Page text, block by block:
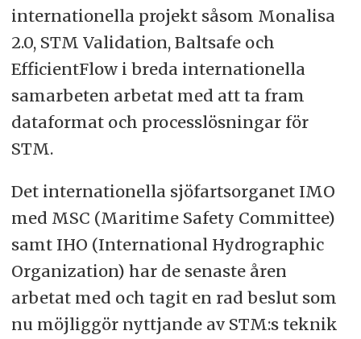
internationella projekt såsom Monalisa
2.0, STM Validation, Baltsafe och
EfficientFlow i breda internationella
samarbeten arbetat med att ta fram
dataformat och processlösningar för
STM.
Det internationella sjöfartsorganet IMO
med MSC (Maritime Safety Committee)
samt IHO (International Hydrographic
Organization) har de senaste åren
arbetat med och tagit en rad beslut som
nu möjliggör nyttjande av STM:s teknik